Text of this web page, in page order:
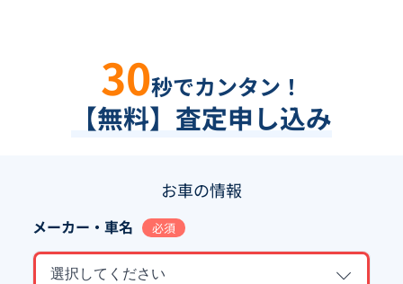
30秒でカンタン！
【無料】査定申し込み
お車の情報
メーカー・車名 必須
選択してください